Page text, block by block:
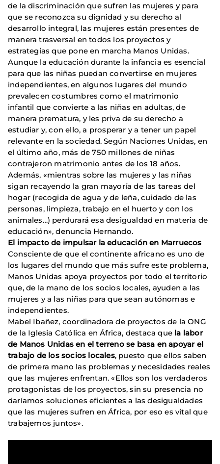
de la discriminación que sufren las mujeres y para
que se reconozca su dignidad y su derecho al
desarrollo integral, las mujeres están presentes de
manera trasversal en todos los proyectos y
estrategias que pone en marcha Manos Unidas.
Aunque la educación durante la infancia es esencial
para que las niñas puedan convertirse en mujeres
independientes, en algunos lugares del mundo
prevalecen costumbres como el matrimonio
infantil que convierte a las niñas en adultas, de
manera prematura, y les priva de su derecho a
estudiar y, con ello, a prosperar y a tener un papel
relevante en la sociedad. Según Naciones Unidas, en
el último año, más de 750 millones de niñas
contrajeron matrimonio antes de los 18 años.
Además, «mientras sobre las mujeres y las niñas
sigan recayendo la gran mayoría de las tareas del
hogar (recogida de agua y de leña, cuidado de las
personas, limpieza, trabajo en el huerto y con los
animales…) perdurará esa desigualdad en materia de
educación», denuncia Hernando.
El impacto de impulsar la educación en Marruecos
Consciente de que el continente africano es uno de
los lugares del mundo que más sufre este problema,
Manos Unidas apoya proyectos por todo el territorio
que, de la mano de los socios locales, ayuden a las
mujeres y a las niñas para que sean autónomas e
independientes.
Mabel Ibañez, coordinadora de proyectos de la ONG
de la Iglesia Católica en África, destaca que la labor
de Manos Unidas en el terreno se basa en apoyar el
trabajo de los socios locales, puesto que ellos saben
de primera mano las problemas y necesidades reales
que las mujeres enfrentan. «Ellos son los verdaderos
protagonistas de los proyectos, sin su presencia no
daríamos soluciones eficientes a las desigualdades
que las mujeres sufren en África, por eso es vital que
trabajemos juntos».